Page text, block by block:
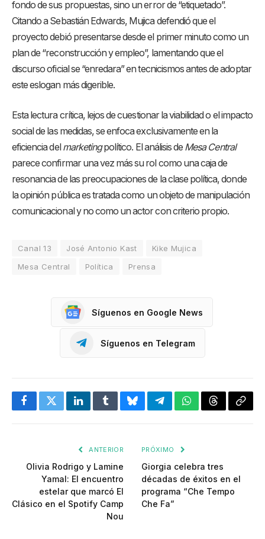
fondo de sus propuestas, sino un error de “etiquetado”.
Citando a Sebastián Edwards, Mujica defendió que el
proyecto debió presentarse desde el primer minuto como un
plan de “reconstrucción y empleo”, lamentando que el
discurso oficial se “enredara” en tecnicismos antes de adoptar
este eslogan más digerible.
Esta lectura crítica, lejos de cuestionar la viabilidad o el impacto
social de las medidas, se enfoca exclusivamente en la
eficiencia del marketingpolítico. El análisis de Mesa Central
parece confirmar una vez más su rol como una caja de
resonancia de las preocupaciones de la clase política, donde
la opinión pública es tratada como un objeto de manipulación
comunicacional y no como un actor con criterio propio.
Canal 13 José Antonio Kast
Kike Mujica
Mesa Central
Política Prensa
Síguenos en Google News
Síguenos en Telegram
FacebookTwitterLinkedInTumblrBlueskyTelegramWhatsApp
Threads
ANTERIOR
Olivia Rodrigo y Lamine
Yamal: El encuentro
estelar que marcó El
Clásico en el Spotify Camp
Nou
PRÓXIMO
Giorgia celebra tres
décadas de éxitos en el
programa “Che Tempo
Che Fa”